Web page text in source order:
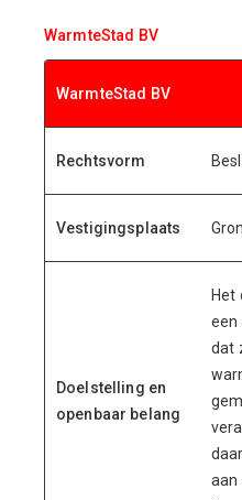
WarmteStad BV
WarmteStad BV
Rechtsvorm
Vestigingsplaats
Doelstelling en
openbaar belang
Het
dat
aan